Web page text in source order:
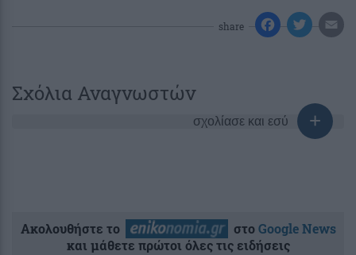
share
Σχόλια Αναγνωστών
σχολίασε και εσύ
Ακολουθήστε το στοGoogle News
και μάθετε πρώτοι όλες τις ειδήσεις